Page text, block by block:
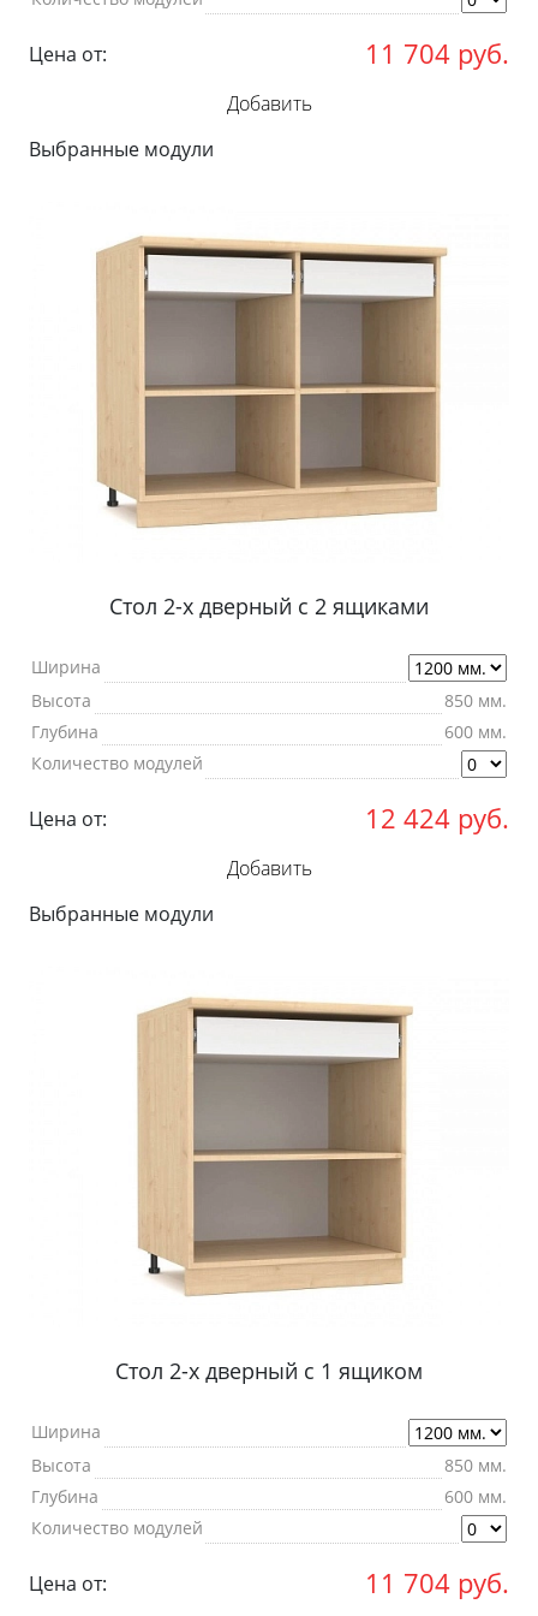
Цена от: 11 704 руб.
Добавить
Выбранные модули
Стол 2-х дверный с 2 ящиками
Ширина
Высота
850 мм.
Глубина
600 мм.
Количество модулей
Цена от: 12 424 руб.
Добавить
Выбранные модули
Стол 2-х дверный с 1 ящиком
Ширина
Высота
850 мм.
Глубина
600 мм.
Количество модулей
Цена от: 11 704 руб.